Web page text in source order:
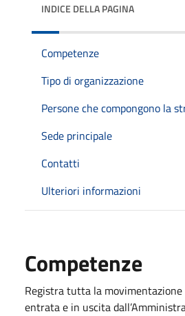
INDICE DELLA PAGINA
Competenze
Tipo di organizzazione
Persone che compongono la
Sede principale
Contatti
Ulteriori informazioni
Competenze
Registra tutta la
entrata e in uscita